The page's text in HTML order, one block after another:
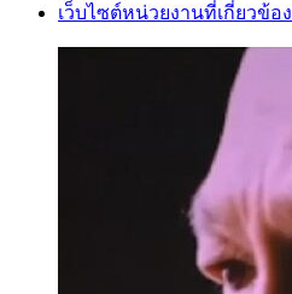
เว็บไซต์หน่วยงานที่เกี่ยวข้อง